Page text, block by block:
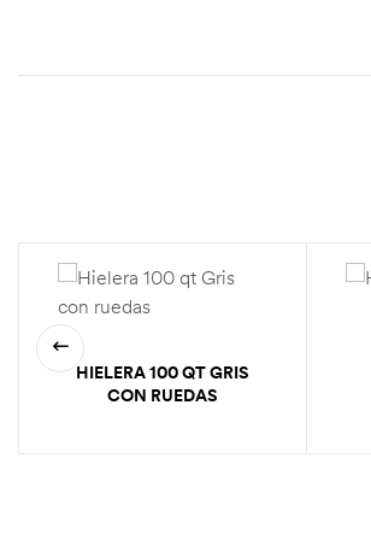
HIELERA 100 QT GRIS
CON RUEDAS